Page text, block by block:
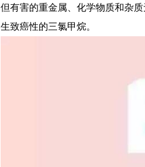
但有害的重金属、化学物质和杂
生致癌性的三氯甲烷。